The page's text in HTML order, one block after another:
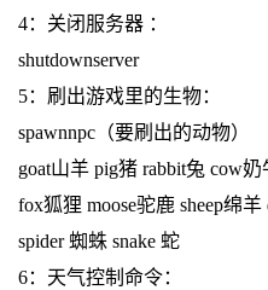
4：关闭服务器 ：
shutdownserver
5：刷出游戏里的生物：
spawnnpc（要刷出的动物）
goat山羊 pig猪 rabbit兔 cow奶
fox狐狸 moose驼鹿 sheep绵羊
spider 蜘蛛 snake 蛇
6：天气控制命令：